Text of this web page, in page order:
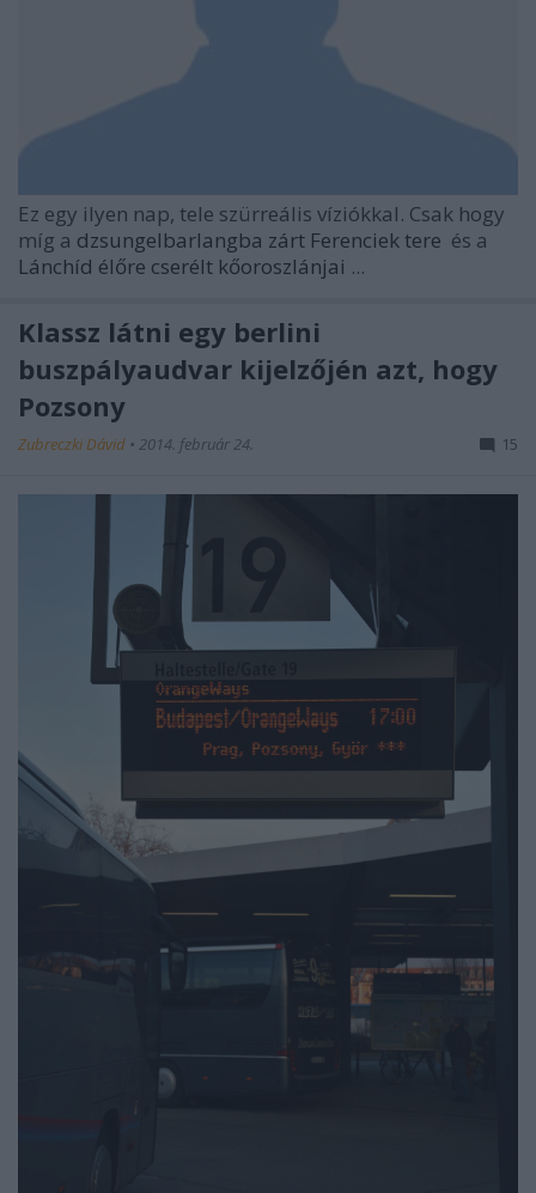
Ez egy ilyen nap, tele szürreális víziókkal. Csak hogy
míg a dzsungelbarlangba zárt Ferenciek tere és a
Lánchíd élőre cserélt kőoroszlánjai ...
Klassz látni egy berlini
buszpályaudvar kijelzőjén azt, hogy
Pozsony
Zubreczki Dávid • 2014. február 24. 15